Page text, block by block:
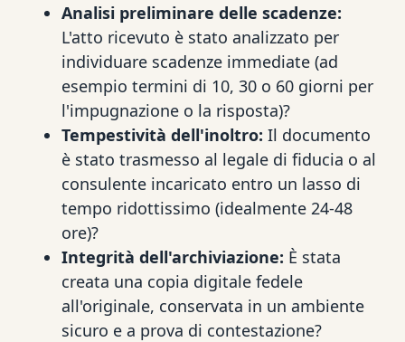
Analisi preliminare delle scadenze:
L'atto ricevuto è stato analizzato per
individuare scadenze immediate (ad
esempio termini di 10, 30 o 60 giorni per
l'impugnazione o la risposta)?
Tempestività dell'inoltro: Il documento
è stato trasmesso al legale di fiducia o al
consulente incaricato entro un lasso di
tempo ridottissimo (idealmente 24-48
ore)?
Integrità dell'archiviazione: È stata
creata una copia digitale fedele
all'originale, conservata in un ambiente
sicuro e a prova di contestazione?